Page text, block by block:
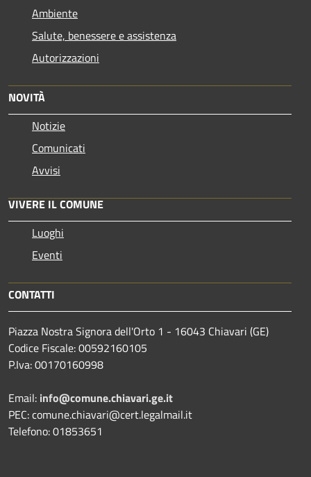
Ambiente
Salute, benessere e assistenza
Autorizzazioni
NOVITÀ
Notizie
Comunicati
Avvisi
VIVERE IL COMUNE
Luoghi
Eventi
CONTATTI
Piazza Nostra Signora dell'Orto 1 - 16043 Chiavari (GE)
Codice Fiscale: 00592160105
P.Iva: 00170160998
Email: info@comune.chiavari.ge.it
PEC: comune.chiavari@cert.legalmail.it
Telefono: 01853651